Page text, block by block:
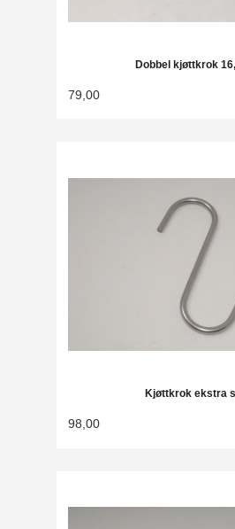
Dobbel kjøttkrok
79,00
Kjøttkrok ekstra
98,00